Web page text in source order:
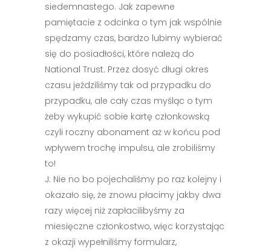
siedemnastego. Jak zapewne
pamiętacie z odcinka o tym jak wspólnie
spędzamy czas, bardzo lubimy wybierać
się do posiadłości, które należą do
National Trust. Przez dosyć długi okres
czasu jeździliśmy tak od przypadku do
przypadku, ale cały czas myśląc o tym
żeby wykupić sobie kartę członkowską
czyli roczny abonament aż w końcu pod
wpływem trochę impulsu, ale zrobiliśmy
to!
J: Nie no bo pojechaliśmy po raz kolejny i
okazało się, że znowu płacimy jakby dwa
razy więcej niż zapłacilibyśmy za
miesięczne członkostwo, więc korzystając
z okazji wypełniliśmy formularz,